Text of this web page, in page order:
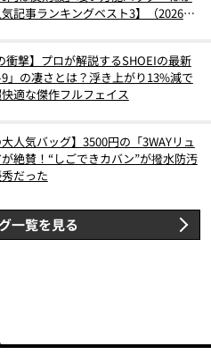
気記事ランキングベスト3】（2026年
衝撃】プロが解説するSHOEIの最新
」の凄さとは？浮き上がり13%減で
適な傑作フルフェイス
大人気バッグ】3500円の「3WAYリュ
絶賛！“しごできカバン”が撥水防汚
だった
一覧を見る